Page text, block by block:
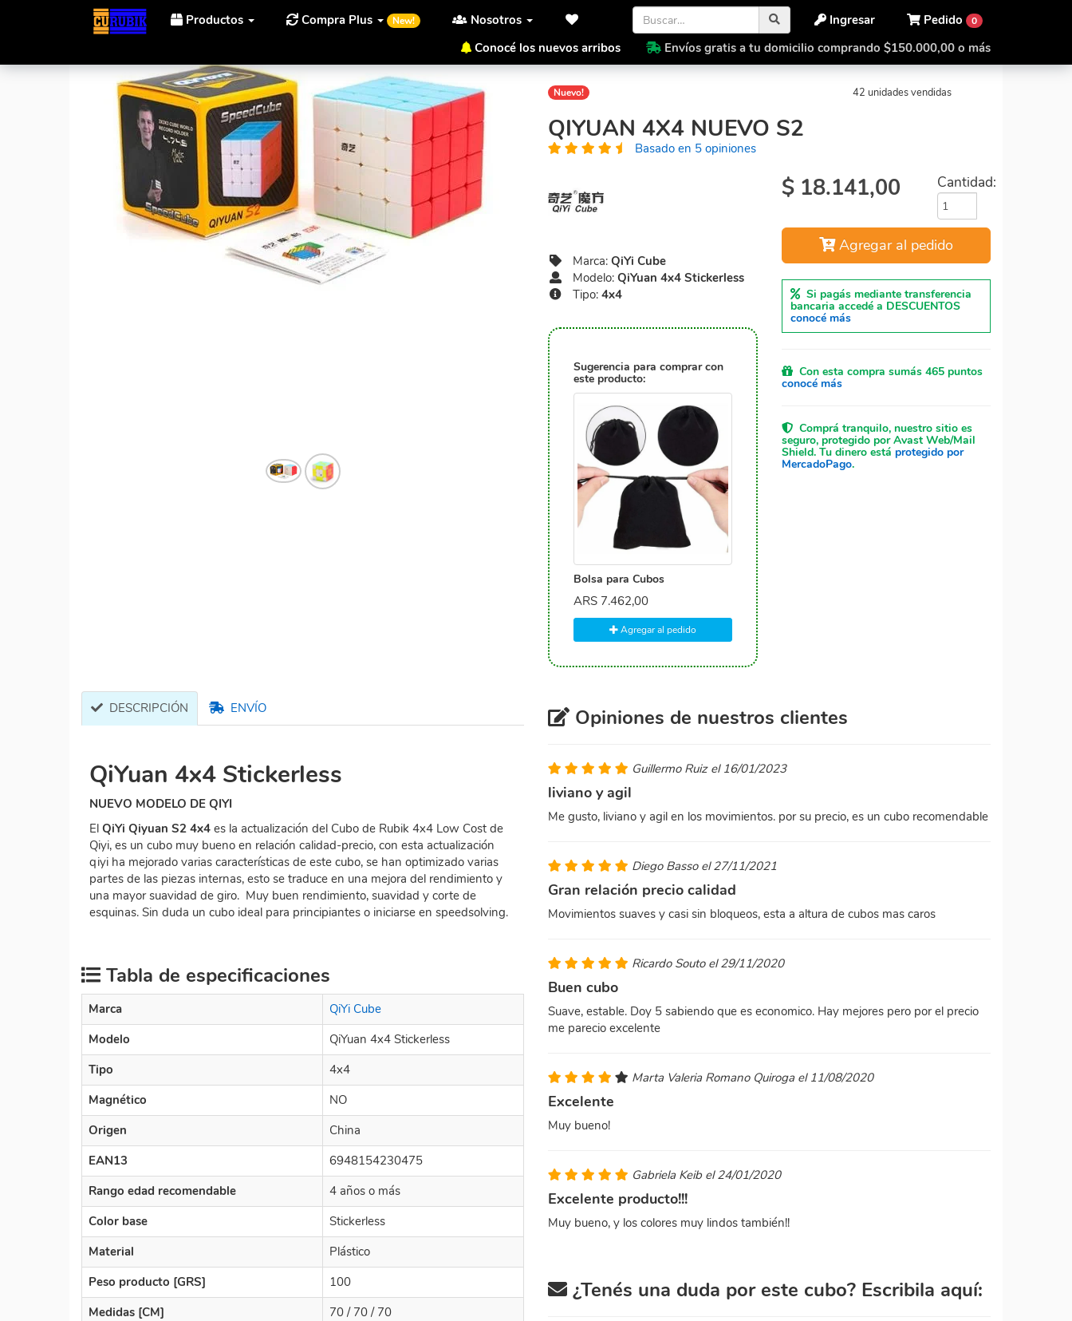
Productos Compra Plus New! Nosotros Pedido 0
Ingresar
Conocé los nuevos arribos
Envíos gratis a tu domicilio comprando $150.000,00 o más
Inicio QiYi Cube QiYuan 4x4 Stickerless QiYuan 4x4 Nuevo S2
Nuevo! 42 unidades vendidas
QIYUAN 4X4 NUEVO S2
Basado en 5 opiniones
Marca: QiYi Cube
Modelo: QiYuan 4x4 Stickerless
Tipo: 4x4
Sugerencia para comprar con
este producto:
Bolsa para Cubos
ARS 7.462,00
Agregar al pedido
$ 18.141,00 Cantidad:
Agregar al pedido
Si pagás mediante transferencia
bancaria accedé a DESCUENTOS
conocé más
Con esta compra sumás 465 puntos
conocé más
Comprá tranquilo, nuestro sitio es
seguro, protegido por Avast Web/Mail
Shield. Tu dinero está protegido por
MercadoPago.
DESCRIPCIÓN ENVÍO
QiYuan 4x4 Stickerless
NUEVO MODELO DE QIYI
El QiYi Qiyuan S2 4x4 es la actualización del Cubo de Rubik 4x4 Low Cost de
Qiyi, es un cubo muy bueno en relación calidad-precio, con esta actualización
qiyi ha mejorado varias características de este cubo, se han optimizado varias
partes de las piezas internas, esto se traduce en una mejora del rendimiento y
una mayor suavidad de giro. Muy buen rendimiento, suavidad y corte de
esquinas. Sin duda un cubo ideal para principiantes o iniciarse en speedsolving.
Tabla de especificaciones
Marca
QiYi Cube
Modelo
QiYuan 4x4 Stickerless
Tipo
4x4
Magnético
NO
Origen
China
EAN13
6948154230475
Rango edad recomendable
4 años o más
Color base
Stickerless
Material
Plástico
Peso producto [GRS]
100
Medidas [CM]
70 / 70 / 70
Opiniones de nuestros clientes
Guillermo Ruiz el 16/01/2023
liviano y agil
Me gusto, liviano y agil en los movimientos. por su precio, es un cubo recomendable
Diego Basso el 27/11/2021
Gran relación precio calidad
Movimientos suaves y casi sin bloqueos, esta a altura de cubos mas caros
Ricardo Souto el 29/11/2020
Buen cubo
Suave, estable. Doy 5 sabiendo que es economico. Hay mejores pero por el precio
me parecio excelente
Marta Valeria Romano Quiroga el 11/08/2020
Excelente
Muy bueno!
Gabriela Keib el 24/01/2020
Excelente producto!!!
Muy bueno, y los colores muy lindos también!!
¿Tenés una duda por este cubo? Escribila aquí: